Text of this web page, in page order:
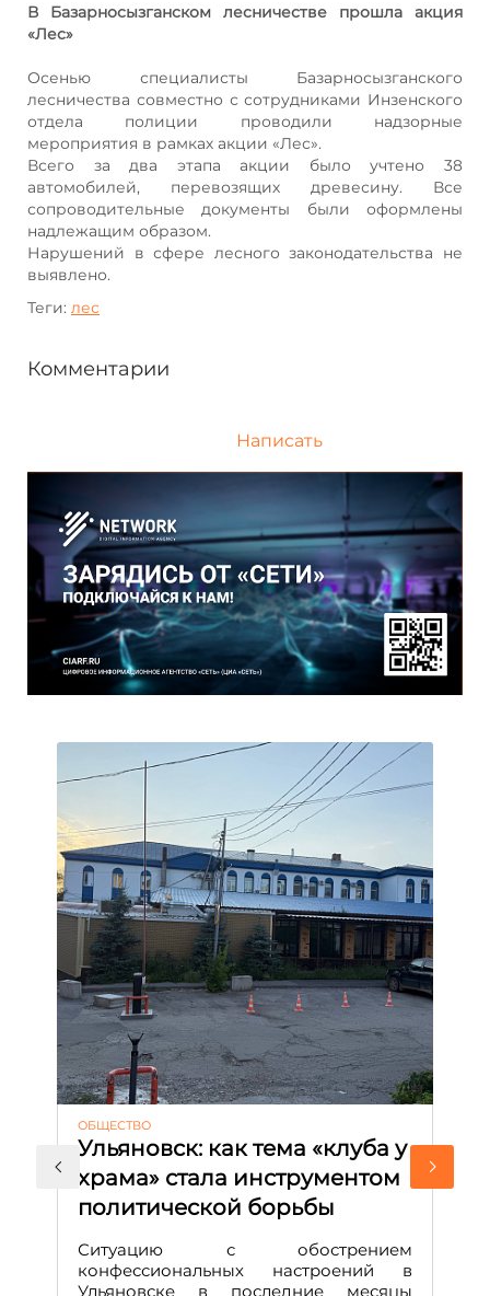
В Базарносызганском лесничестве прошла акция
«Лес»
Осенью специалисты Базарносызганского
лесничества совместно с сотрудниками Инзенского
отдела полиции проводили надзорные
мероприятия в рамках акции «Лес».
Всего за два этапа акции было учтено 38
автомобилей, перевозящих древесину. Все
сопроводительные документы были оформлены
надлежащим образом.
Нарушений в сфере лесного законодательства не
выявлено.
Теги: лес
Комментарии
Написать
ОБЩЕСТВО
Ульяновск: как тема «клуба у
храма» стала инструментом
политической борьбы
Ситуацию с обострением
конфессиональных настроений в
Ульяновске в последние месяцы